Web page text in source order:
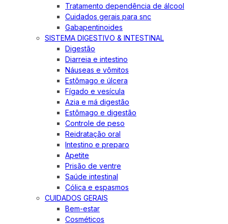
Tratamento dependência de álcool
Cuidados gerais para snc
Gabapentinoides
SISTEMA DIGESTIVO & INTESTINAL
Digestão
Diarreia e intestino
Náuseas e vômitos
Estômago e úlcera
Fígado e vesícula
Azia e má digestão
Estômago e digestão
Controle de peso
Reidratação oral
Intestino e preparo
Apetite
Prisão de ventre
Saúde intestinal
Cólica e espasmos
CUIDADOS GERAIS
Bem-estar
Cosméticos